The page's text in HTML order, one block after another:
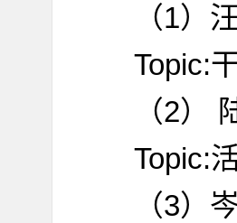
（1）
Topic:
（2）
Topic:
（3）